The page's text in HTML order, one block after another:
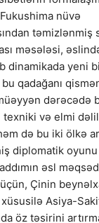
nüvə
təmizlənmiş
məsələsi,
dinamikada yeni
qadağanı
dərəcədə
texniki və elmi
də bu iki ölkə
diplomatik
əsl
Çinin
Asiya-
öz təsirini